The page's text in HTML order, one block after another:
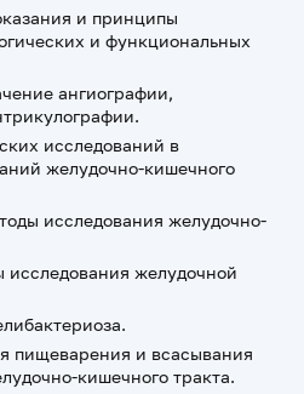
и принципы
и функциональных
ангиографии,
исследований в
желудочно-кишечного
исследования желудочно-
желудочной
пищеварения и всасывания
кишечного тракта.